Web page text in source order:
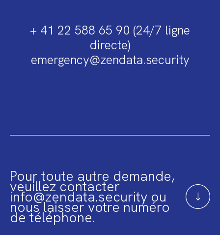
+ 41 22 588 65 90 (24/7 ligne
directe)
emergency@zendata.security
Pour toute autre demande,
veuillez contacter
info@zendata.security ou
nous laisser votre numéro
de téléphone.